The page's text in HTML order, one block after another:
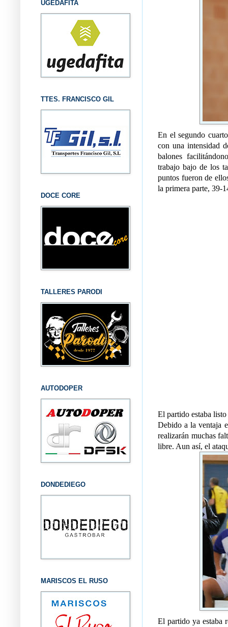
En el segundo
con una intensidad
balones
trabajo bajo de los
puntos fueron de
la primera parte, 39-
El partido estaba
Debido a la ventaja
realizarán muchas
libre. Aun así, el
El partido ya estaba
UGEDAFITA
TTES. FRANCISCO GIL
DOCE CORE
TALLERES PARODI
AUTODOPER
DONDEDIEGO
MARISCOS EL RUSO